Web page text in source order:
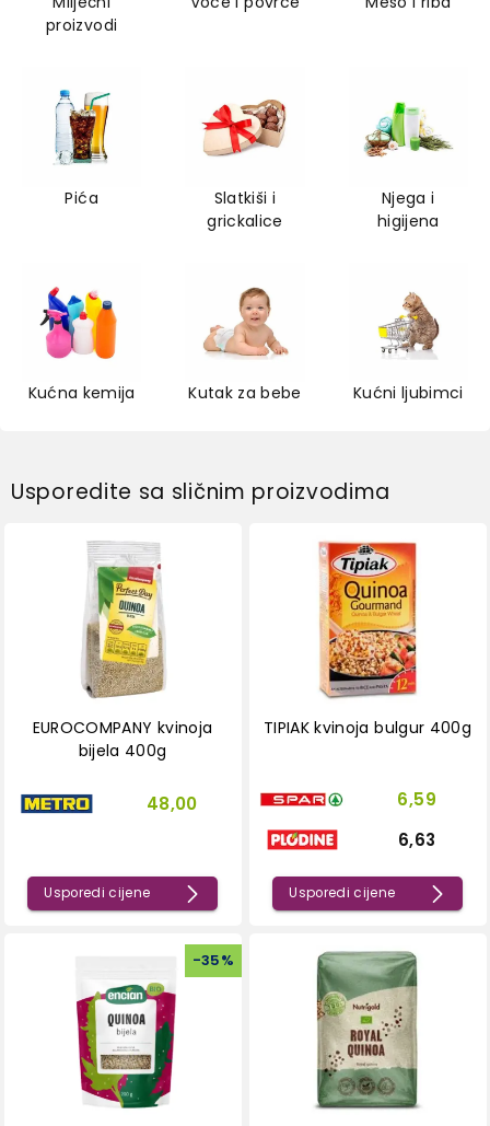
proizvodi
Pića
Slatkiši i
grickalice
Njega i
higijena
Kućna kemija Kutak za bebe Kućni ljubimci
Usporedite sa sličnim proizvodima
EUROCOMPANY kvinoja
bijela 400g
48,00
Usporedi cijene
TIPIAK kvinoja bulgur 400g
6,59
6,63
Usporedi cijene
-35%